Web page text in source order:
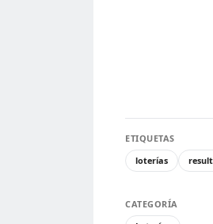
ETIQUETAS
loterías
CATEGORÍA